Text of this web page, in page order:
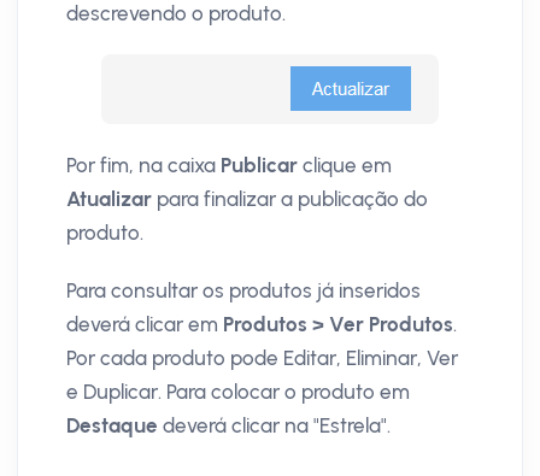
descrevendo o produto.
Por fim, na caixa Publicar clique em
Atualizar para finalizar a publicação do
produto.
Para consultar os produtos já inseridos
deverá clicar em Produtos > Ver Produtos.
Por cada produto pode Editar, Eliminar, Ver
e Duplicar. Para colocar o produto em
Destaque deverá clicar na "Estrela".